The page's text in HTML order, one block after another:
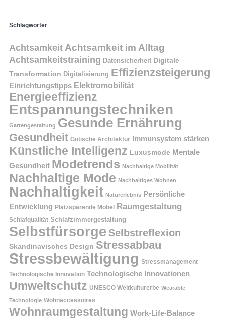
Schlagwörter
Achtsamkeit Achtsamkeit im Alltag
Achtsamkeitstraining Datensicherheit Digitale
Transformation Digitalisierung Effizienzsteigerung
Einrichtungstipps Elektromobilität
Energieeffizienz
Entspannungstechniken
Gartengestaltung Gesunde Ernährung
Gesundheit Gotische Architektur Immunsystem stärken
Künstliche Intelligenz Luxusmode Mentale
Gesundheit Modetrends Nachhaltige Mobilität
Nachhaltige Mode Nachhaltiges Wohnen
Nachhaltigkeit Naturerlebnis Persönliche
Entwicklung Platzsparende Möbel Raumgestaltung
Schlafqualität Schlafzimmergestaltung
Selbstfürsorge Selbstreflexion
Skandinavisches Design Stressabbau
Stressbewältigung Stressmanagement
Technologische Innovation Technologische Innovationen
Umweltschutz UNESCO Weltkulturerbe Wearable
Technologie Wohnaccessoires
Wohnraumgestaltung Work-Life-Balance